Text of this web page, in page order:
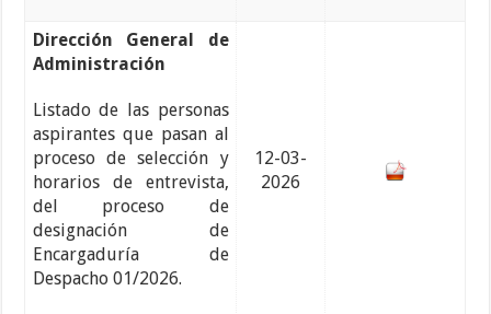
Dirección General de
Administración
Listado de las personas
aspirantes que pasan al
proceso de selección y
horarios de entrevista,
del proceso de
designación de
Encargaduría de
Despacho 01/2026.
12-03-
2026